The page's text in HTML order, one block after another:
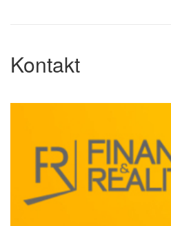
Kontakt